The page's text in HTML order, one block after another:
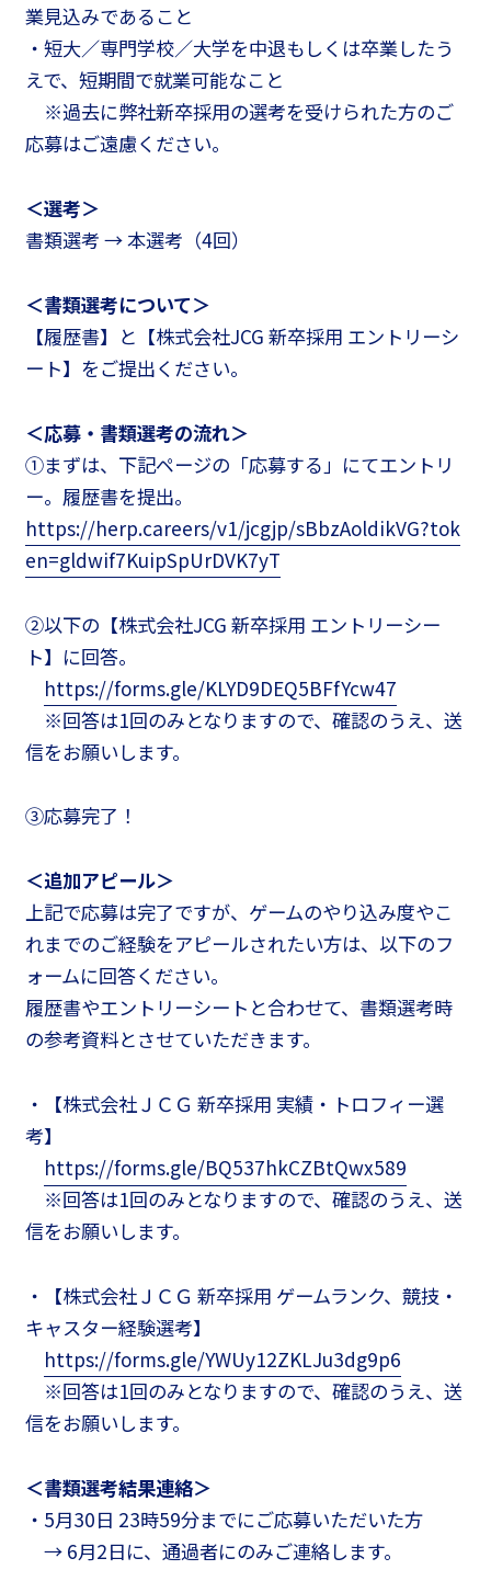
業見込みであること
・短大／専門学校／大学を中退もしくは卒業したう
えで、短期間で就業可能なこと
※過去に弊社新卒採用の選考を受けられた方のご
応募はご遠慮ください。
＜選考＞
書類選考 → 本選考（4回）
＜書類選考について＞
【履歴書】と【株式会社JCG 新卒採用 エントリーシ
ート】をご提出ください。
＜応募・書類選考の流れ＞
①まずは、下記ページの「応募する」にてエントリ
ー。履歴書を提出。
https://herp.careers/v1/jcgjp/sBbzAoldikVG?tok
en=gldwif7KuipSpUrDVK7yT
②以下の【株式会社JCG 新卒採用 エントリーシー
ト】に回答。
https://forms.gle/KLYD9DEQ5BFfYcw47
※回答は1回のみとなりますので、確認のうえ、送
信をお願いします。
③応募完了！
＜追加アピール＞
上記で応募は完了ですが、ゲームのやり込み度やこ
れまでのご経験をアピールされたい方は、以下のフ
ォームに回答ください。
履歴書やエントリーシートと合わせて、書類選考時
の参考資料とさせていただきます。
・【株式会社ＪＣＧ 新卒採用 実績・トロフィー選
考】
https://forms.gle/BQ537hkCZBtQwx589
※回答は1回のみとなりますので、確認のうえ、送
信をお願いします。
・【株式会社ＪＣＧ 新卒採用 ゲームランク、競技・
キャスター経験選考】
https://forms.gle/YWUy12ZKLJu3dg9p6
※回答は1回のみとなりますので、確認のうえ、送
信をお願いします。
＜書類選考結果連絡＞
・5月30日 23時59分までにご応募いただいた方
→ 6月2日に、通過者にのみご連絡します。